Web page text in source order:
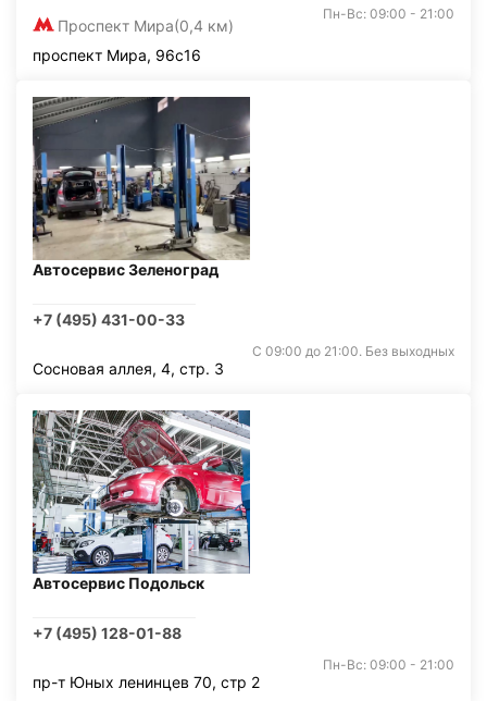
Проспект Мира(0,4 км)
Пн-Вс: 09:00 - 21:00
проспект Мира, 96с16
Автосервис Зеленоград
+7 (495) 431-00-33
С 09:00 до 21:00. Без выходных
Сосновая аллея, 4, стр. 3
Автосервис Подольск
+7 (495) 128-01-88
Пн-Вс: 09:00 - 21:00
пр-т Юных ленинцев 70, стр 2